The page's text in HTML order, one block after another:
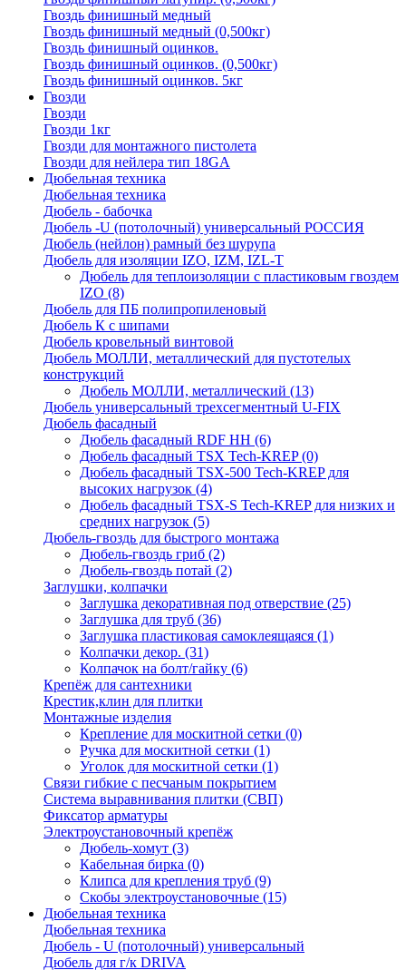
Гвоздь финишный медный
Гвоздь финишный медный (0,500кг)
Гвоздь финишный оцинков.
Гвоздь финишный оцинков. (0,500кг)
Гвоздь финишный оцинков. 5кг
Гвозди
Гвозди
Гвозди 1кг
Гвозди для монтажного пистолета
Гвозди для нейлера тип 18GA
Дюбельная техника
Дюбельная техника
Дюбель - бабочка
Дюбель -U (потолочный) универсальный РОССИЯ
Дюбель (нейлон) рамный без шурупа
Дюбель для изоляции IZO, IZM, IZL-T
Дюбель для теплоизоляции с пластиковым гвоздем
IZO (8)
Дюбель для ПБ полипропиленовый
Дюбель К с шипами
Дюбель кровельный винтовой
Дюбель МОЛЛИ, металлический для пустотелых
конструкций
Дюбель МОЛЛИ, металлический (13)
Дюбель универсальный трехсегментный U-FIX
Дюбель фасадный
Дюбель фасадный RDF НН (6)
Дюбель фасадный TSX Tech-KREP(0)
Дюбель фасадный TSX-500 Tech-KREP для
высоких нагрузок (4)
Дюбель фасадный TSX-S Tech-KREP для низких и
средних нагрузок (5)
Дюбель-гвоздь для быстрого монтажа
Дюбель-гвоздь гриб (2)
Дюбель-гвоздь потай (2)
Заглушки, колпачки
Заглушка декоративная под отверствие (25)
Заглушка для труб (36)
Заглушка пластиковая самоклеящаяся (1)
Колпачки декор. (31)
Колпачок на болт/гайку (6)
Крепёж для сантехники
Крестик,клин для плитки
Монтажные изделия
Крепление для москитной сетки (0)
Ручка для москитной сетки (1)
Уголок для москитной сетки (1)
Связи гибкие с песчаным покрытием
Система выравнивания плитки (СВП)
Фиксатор арматуры
Электроустановочный крепёж
Дюбель-хомут (3)
Кабельная бирка (0)
Клипса для крепления труб (9)
Скобы электроустановочные (15)
Дюбельная техника
Дюбельная техника
Дюбель - U (потолочный) универсальный
Дюбель для г/к DRIVA